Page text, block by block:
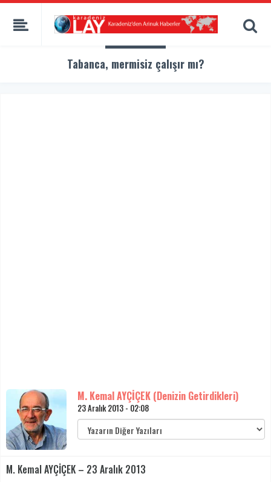
Tabanca, mermisiz çalışır mı?
M. Kemal AYÇİÇEK (Denizin Getirdikleri)
23 Aralık 2013 - 02:08
M. Kemal AYÇİÇEK – 23 Aralık 2013